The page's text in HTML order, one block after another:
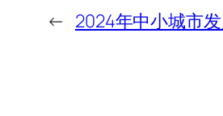
← 2024年中小城市